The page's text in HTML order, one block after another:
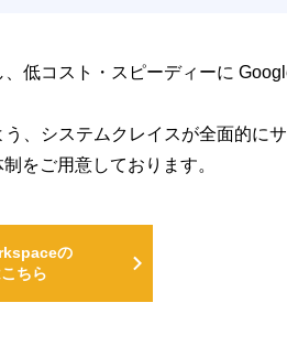
低コスト・スピーディーに
、システムクレイスが全面的にサ
をご用意しております。
の
ちら